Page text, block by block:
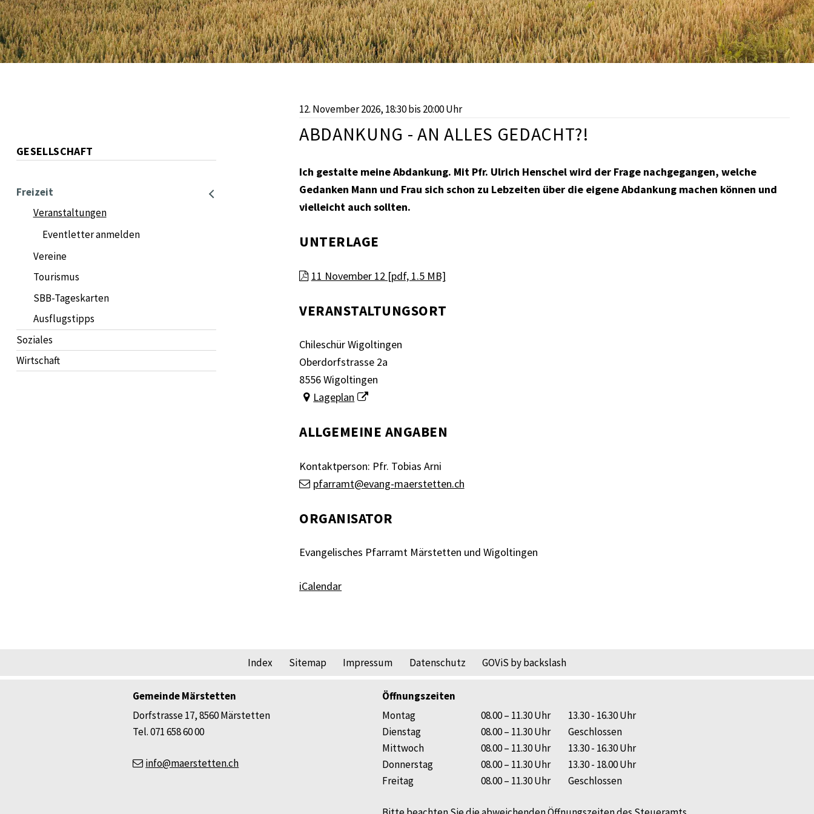
GESELLSCHAFT
Freizeit
Veranstaltungen
Eventletter anmelden
Vereine
Tourismus
SBB-Tageskarten
Ausflugstipps
Soziales
Wirtschaft
ABDANKUNG - AN ALLES GEDACHT?!
12. November 2026, 18:30bis 20:00 Uhr
Ich gestalte meine Abdankung. Mit Pfr. Ulrich Henschel wird der Frage nachgegangen, welche
Gedanken Mann und Frau sich schon zu Lebzeiten über die eigene Abdankung machen können und
vielleicht auch sollten.
UNTERLAGE
11 November 12 [pdf, 1.5 MB]
VERANSTALTUNGSORT
Chileschür Wigoltingen
Oberdorfstrasse 2a
8556 Wigoltingen
Lageplan
ALLGEMEINE ANGABEN
Kontaktperson: Pfr. Tobias Arni
pfarramt@evang-maerstetten.ch
ORGANISATOR
Evangelisches Pfarramt Märstetten und Wigoltingen
iCalendar
Index Sitemap Impressum Datenschutz GOViS bybackslash
Gemeinde Märstetten
Dorfstrasse 17, 8560 Märstetten
Tel. 071 658 60 00
info@maerstetten.ch
Öffnungszeiten
Montag 08.00 – 11.30Uhr
13.30 - 16.30 Uhr
Dienstag 08.00 – 11.30Uhr
Geschlossen
Mittwoch 08.00 – 11.30Uhr
13.30 - 16.30 Uhr
Donnerstag 08.00 – 11.30Uhr
13.30 - 18.00 Uhr
Freitag 08.00 – 11.30Uhr Geschlossen